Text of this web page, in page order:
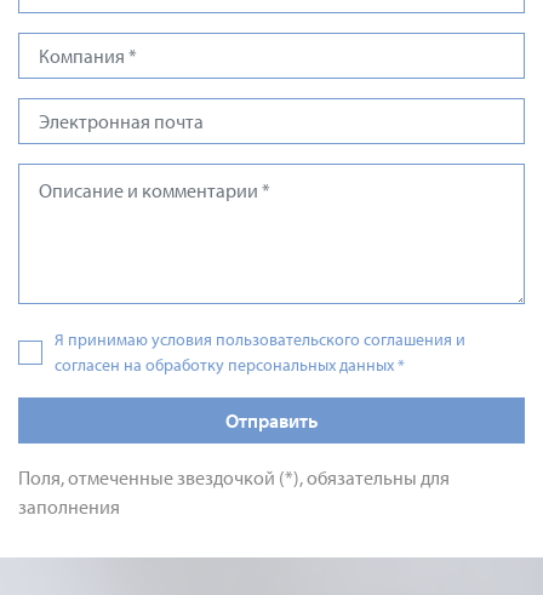
Я принимаю условия пользовательского соглашения и
согласен на обработку персональных данных*
Отправить
Поля, отмеченные звездочкой (*), обязательны для
заполнения